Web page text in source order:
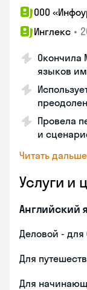
ООО
Инглекс •
Окончила
языков
Провела
и
Читать дальше
Услуги и
Английский
Деловой - для
Для
Для